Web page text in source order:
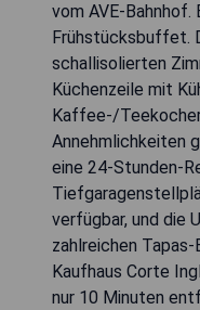
vom AVE-Bahnhof.
Frühstücksbuffet.
schallisolierten
Küchenzeile mit
Kaffee-/
Annehmlichkeiten
eine 24-Stunden-
verfügbar, und die
zahlreichen
Kaufhaus Corte
nur 10 Minuten